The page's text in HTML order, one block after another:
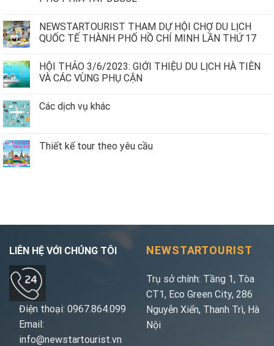
NEWSTARTOURIST THAM DỰ HỘI CHỢ DU LỊCH
QUỐC TẾ THÀNH PHỐ HỒ CHÍ MINH LẦN THỨ 17
HỘI THẢO 3/6/2023: GIỚI THIỆU DU LỊCH HÀ TIÊN
VÀ CÁC VÙNG PHỤ CẬN
Các dịch vụ khác
Thiết kế tour theo yêu cầu
LIÊN HỆ VỚI CHÚNG TÔI
Điện thoại: 0967.864.099
Email:
info@newstartourist.vn
NEWSTARTOURIST
Trụ sở chính: Tầng 1, Tòa
CT1, Eco Green City, 286
Nguyễn Xiển, Thanh Trì, Hà
Nội